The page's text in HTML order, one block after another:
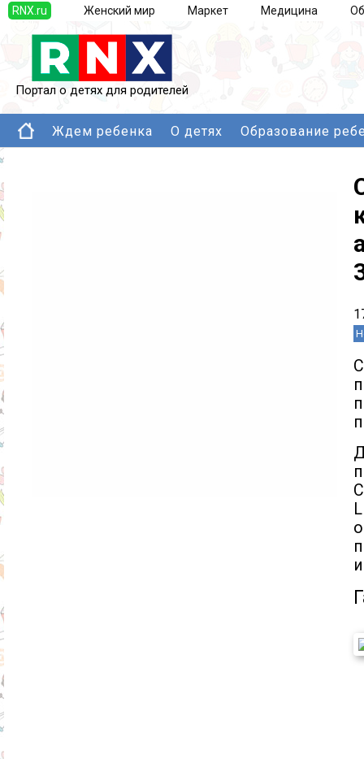
RNX.ru Женский мир Маркет Медицина
Портал о детях для родителей
Ждем ребенка О детях Образование